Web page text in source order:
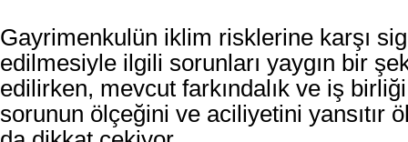
Gayrimenkulün iklim risklerine karşı
edilmesiyle ilgili sorunları yaygın bir
edilirken, mevcut farkındalık ve iş
sorunun ölçeğini ve aciliyetini yansıtır